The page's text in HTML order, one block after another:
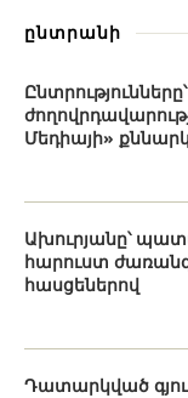
ընտրանի
Մեդիայի»
Ախուրյանը՝
հարուստ
հասցեներով
Դատարկված